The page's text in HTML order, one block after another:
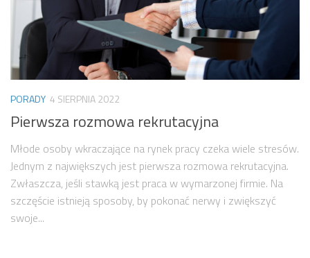
PORADY 4 SIERPNIA 2022
Pierwsza rozmowa rekrutacyjna
Młode osoby wkraczające na rynek pracy czeka wiele stresów.
Jednym z największych jest pierwsza rozmowa rekrutacyjna.
Zwłaszcza, jeśli stawką jest praca w wymarzonej firmie. Na
szczęście istnieją sposoby, by pokonać nerwy i zwiększyć
swoje...